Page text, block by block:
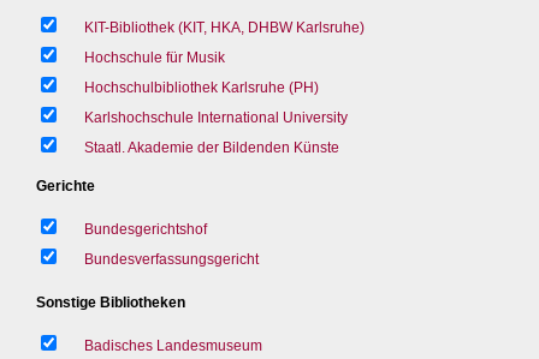
KIT-Bibliothek (KIT, HKA, DHBW Karlsruhe)
Hochschule für Musik
Hochschulbibliothek Karlsruhe (PH)
Karlshochschule International University
Staatl. Akademie der Bildenden Künste
Gerichte
Bundesgerichtshof
Bundesverfassungsgericht
Sonstige Bibliotheken
Badisches Landesmuseum